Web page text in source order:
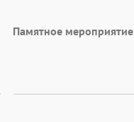
Памятное мероприятие